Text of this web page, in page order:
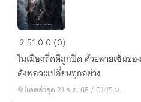
the
scoop
นัก
ข่าว
เสียง
2 5100 (0)
ในเมืองที่คดีถูกปิด ด้วยลายเซ็นข
ดังพอจะเปลี่ยนทุกอย่าง
อัปเดตล่าสุด 21 ธ.ค. 68 / 01:15 น.